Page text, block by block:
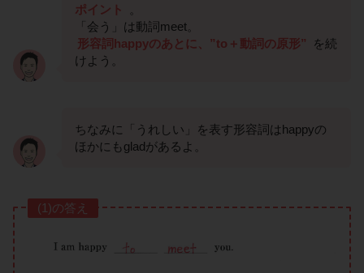
ポイント
「会う」は動詞meet。
形容詞happyのあとに、”to＋動詞の原形”
を続
けよう。
ちなみに「うれしい」を表す形容詞はhappyの
ほかにもgladがあるよ。
(1)の答え